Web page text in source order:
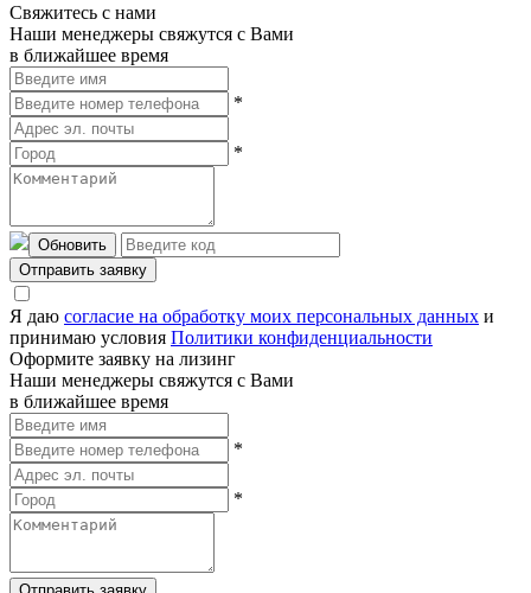
Свяжитесь с нами
Наши менеджеры свяжутся с Вами
в ближайшее время
*
*
Обновить
Отправить заявку
Я даю согласие на обработку моих персональных данных и
принимаю условия Политики конфиденциальности
Оформите заявку на лизинг
Наши менеджеры свяжутся с Вами
в ближайшее время
*
*